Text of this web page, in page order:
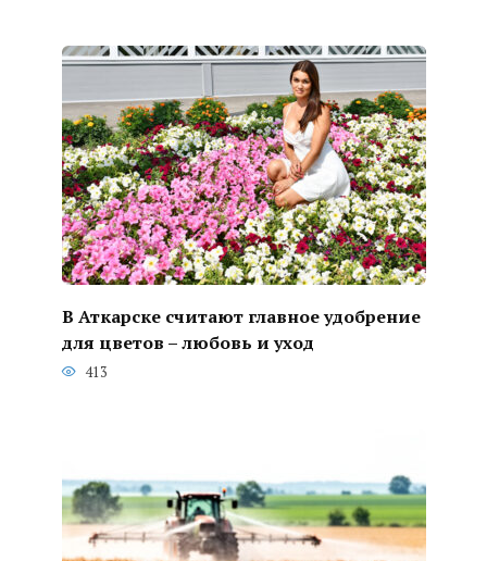
В Аткарске считают главное удобрение
для цветов – любовь и уход
413